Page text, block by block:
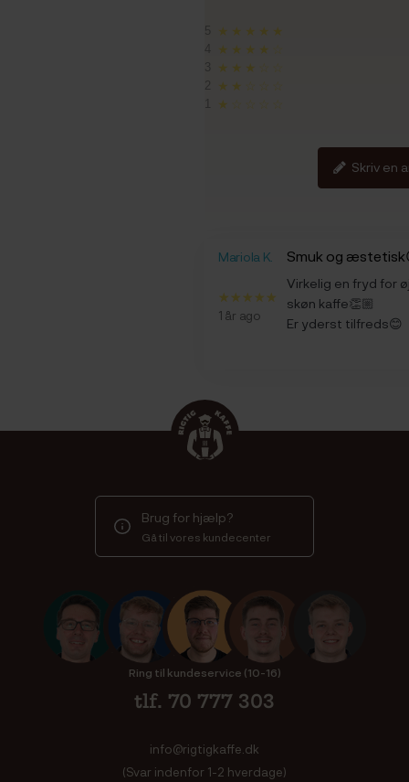
5 ★★★★★
★★★★☆
3 ★★★☆☆
2 ★★☆☆☆
★☆☆☆☆
Skriv en
Mariola K.
1 år ago
Smuk og
Virkelig en fryd for
skøn kaffe👏🏼
Er yderst tilfreds😊
Brug for hjælp?
Gå til vores kundecenter
Ring til kundeservice (10-16)
tlf. 70 777 303
info@rigtigkaffe.dk
(Svar indenfor 1-2 hverdage)